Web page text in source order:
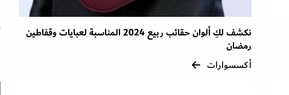
نكشف لكِ ألوان حقائب ربيع 2024 المناسبة لعبايات وقفاطين
رمضان
أكسسوارات